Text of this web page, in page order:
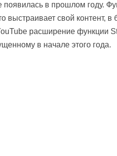
в прошлом году.
выстраивает свой контент, в
расширение функции
в начале этого года.